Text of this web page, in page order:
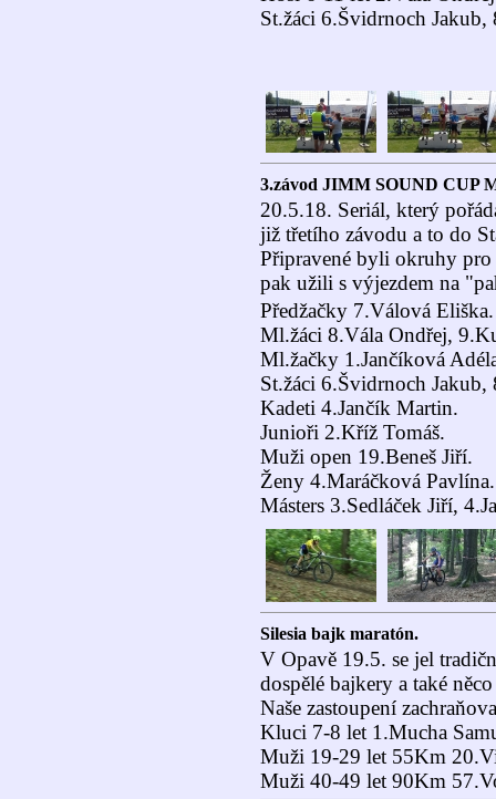
St.žáci 6.Švidrnoch Jakub,
3.závod JIMM SOUND CUP
20.5.18. Seriál, který
již třetího závodu a to do
Připravené byli okruhy pro
pak užili s výjezdem na
Předžačky 7.Válová Eliška.
Ml.žáci 8.Vála Ondřej,
Ml.žačky 1.Jančíková
St.žáci 6.Švidrnoch Jakub,
Kadeti 4.Jančík Martin.
Junioři 2.Kříž Tomáš.
Muži open 19.Beneš Jiří.
Ženy 4.Maráčková Pavlína.
Másters 3.Sedláček Jiří,
Silesia bajk maratón.
V Opavě 19.5. se jel
dospělé bajkery a také
Naše zastoupení
Kluci 7-8 let 1.Mucha
Muži 19-29 let 55Km
Muži 40-49 let 90Km